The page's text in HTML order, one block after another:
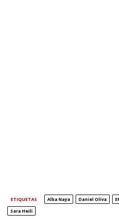
ETIQUETAS Alba Naya Daniel Oliva
Sara Heili